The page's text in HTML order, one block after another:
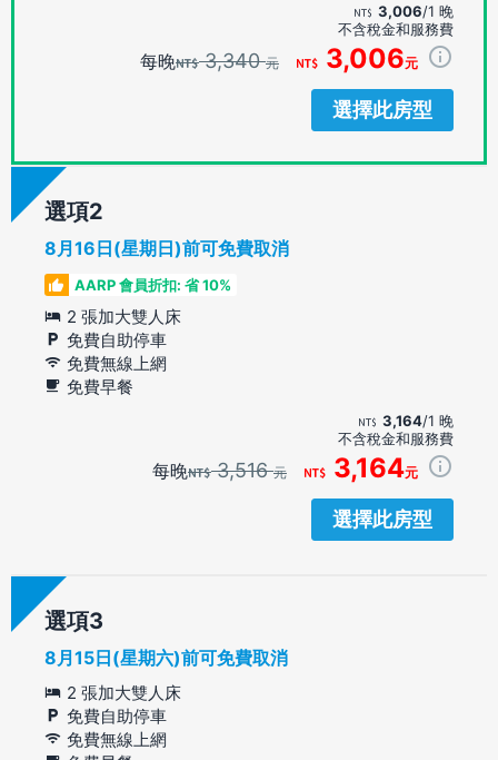
3,006/1 晚
不含稅金和服務費
每晚 3,340元 3,006元
選擇此房型
選項
8月16日(星期日)前可免費取消
AARP 會員折扣: 省 10%
2 張加大雙人床
免費自助停車
免費無線上網
免費早餐
3,164/1 晚
不含稅金和服務費
每晚 3,516元 3,164元
選擇此房型
選項
8月15日(星期六)前可免費取消
2 張加大雙人床
免費自助停車
免費無線上網